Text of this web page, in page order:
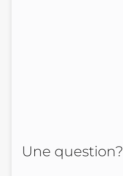
Une question?